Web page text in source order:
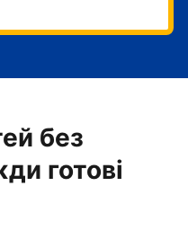
без
готові